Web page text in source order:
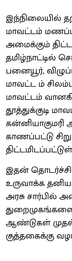
இந்நிலையில்
மாவட்டம்
அமைக்கும்
தமிழ்நாட்டில்
பனையூர்,
மாவட்ட ம்
மாவட்டம்
தூத்துக்குடி
காணப்பட்டு
இதன்
உருவாக்க
அரசு சார்பில்
துறைமுகங்களை
ஆண்டுகள்
குத்தகைக்கு